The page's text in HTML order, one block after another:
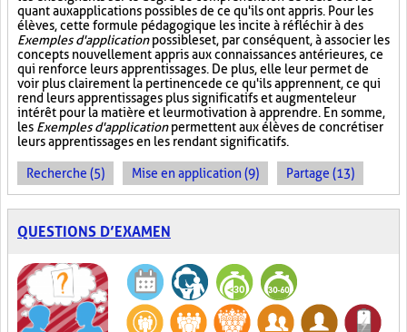
quant aux applications possibles de ce qu'ils ont appris. Pour les
élèves, cette formule pédagogique les incite à réfléchir à des
Exemples d'applicationpossibles et, par conséquent, à associer les
concepts nouvellement appris aux connaissances antérieures, ce
qui renforce leurs apprentissages. De plus, elle leur permet de
voir plus clairement la pertinence de ce qu'ils apprennent, ce qui
rend leurs apprentissages plus significatifs et augmente leur
intérêt pour la matière et leur motivation à apprendre. En somme,
les Exemples d'applicationpermettent aux élèves de concrétiser
leurs apprentissages en les rendant significatifs.
Recherche (5) Mise en application (9) Partage (13)
QUESTIONS D’EXAMEN